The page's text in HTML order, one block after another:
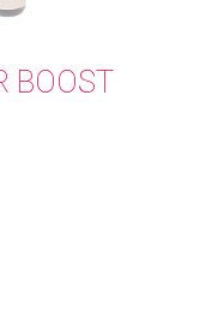
BOOST